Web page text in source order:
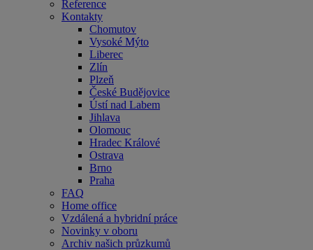
Reference
Kontakty
Chomutov
Vysoké Mýto
Liberec
Zlín
Plzeň
České Budějovice
Ústí nad Labem
Jihlava
Olomouc
Hradec Králové
Ostrava
Brno
Praha
FAQ
Home office
Vzdálená a hybridní práce
Novinky v oboru
Archiv našich průzkumů